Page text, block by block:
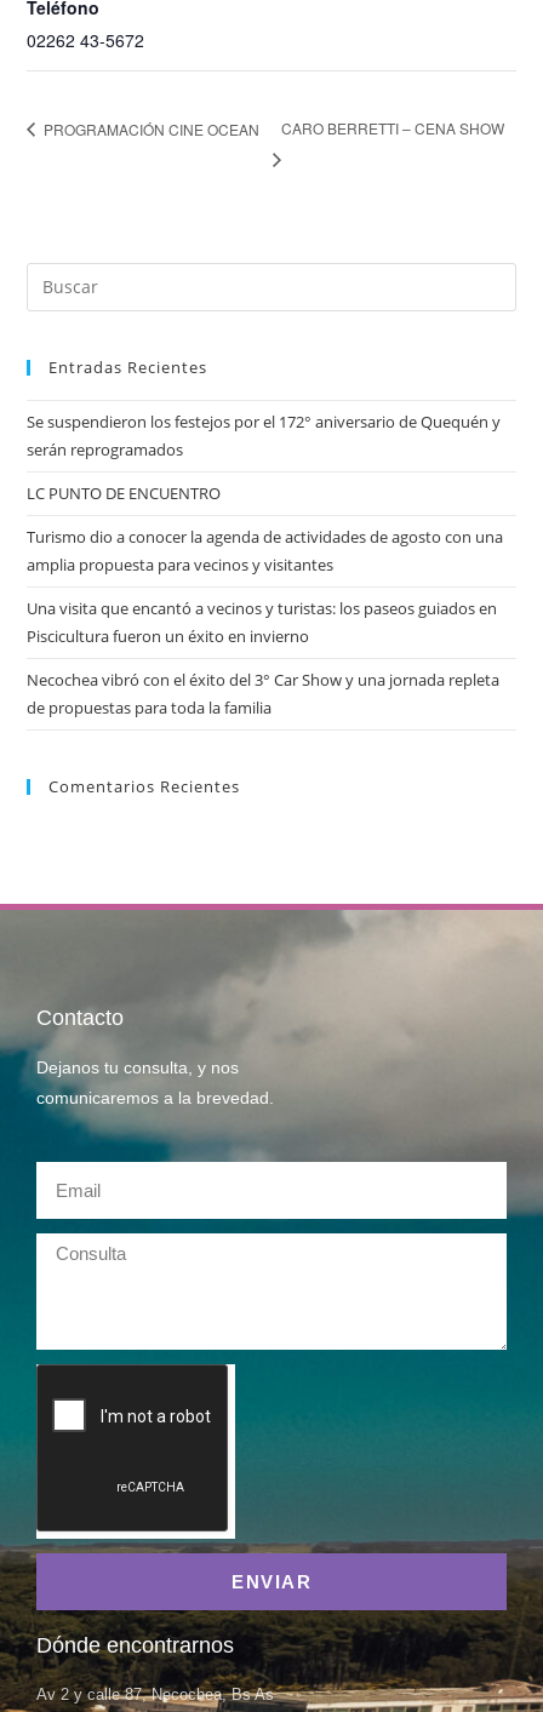
Teléfono
02262 43-5672
PROGRAMACIÓN CINE OCEAN CARO BERRETTI – CENA SHOW
Entradas Recientes
Se suspendieron los festejos por el 172° aniversario de Quequén y
serán reprogramados
LC PUNTO DE ENCUENTRO
Turismo dio a conocer la agenda de actividades de agosto con una
amplia propuesta para vecinos y visitantes
Una visita que encantó a vecinos y turistas: los paseos guiados en
Piscicultura fueron un éxito en invierno
Necochea vibró con el éxito del 3° Car Show y una jornada repleta
de propuestas para toda la familia
Comentarios Recientes
Contacto
Dejanos tu consulta, y nos
comunicaremos a la brevedad.
ENVIAR
Dónde encontrarnos
Av 2 y calle 87, Necochea, Bs As